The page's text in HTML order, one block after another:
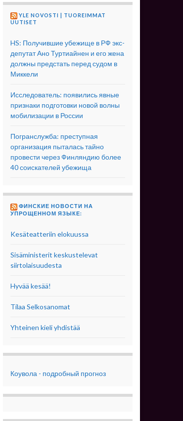
YLE NOVOSTI | TUOREIMMAT
UUTISET
HS: Получившие убежище в РФ экс-
депутат Ано Туртиайнен и его жена
должны предстать перед судом в
Миккели
Исследователь: появились явные
признаки подготовки новой волны
мобилизации в России
Погранслужба: преступная
организация пыталась тайно
провести через Финляндию более
40 соискателей убежища
ФИНСКИЕ НОВОСТИ НА
УПРОЩЕННОМ ЯЗЫКЕ:
Kesäteatteriin elokuussa
Sisäministerit keskustelevat
siirtolaisuudesta
Hyvää kesää!
Tilaa Selkosanomat
Yhteinen kieli yhdistää
Коувола - подробный прогноз